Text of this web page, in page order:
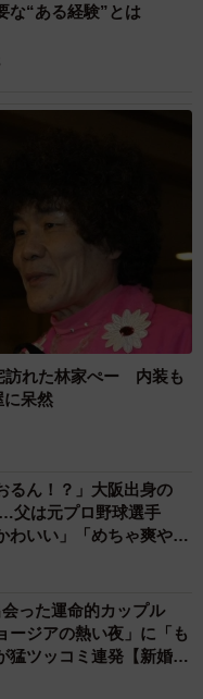
な“ある経験”とは
訪れた林家ぺー 内装も
に呆然
るん！？」大阪出身の
父は元プロ野球選手
わいい」「めちゃ爽や
った運命的カップル
ージアの熱い夜」に「も
猛ツッコミ連発【新婚さ